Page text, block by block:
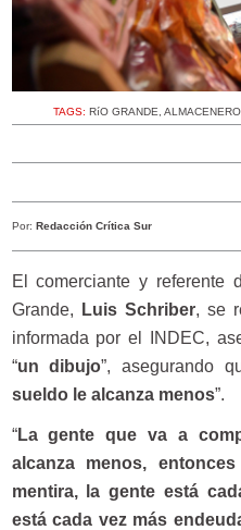
TAGS: RíO GRANDE
Por: Redacción Crítica Sur
El comerciante y referente
Grande,
Luis Schriber, se
informada por el INDEC,
“un dibujo”, asegurando
sueldo le alcanza menos”.
“La gente que va a
alcanza menos,
mentira, la gente está
está cada vez más